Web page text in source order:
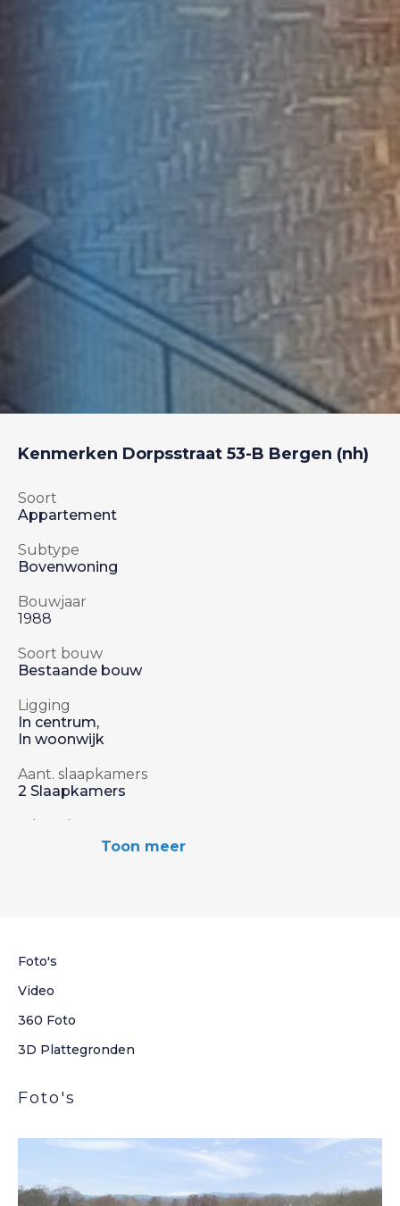
Kenmerken Dorpsstraat 53-B Bergen (nh)
Soort
Appartement
Subtype
Bovenwoning
Bouwjaar
1988
Soort bouw
Bestaande bouw
Ligging
In centrum,
In woonwijk
Aant. slaapkamers
2 Slaapkamers
Inhoud
4 Kamers
Toon meer
Foto's
Video
360 Foto
3D Plattegronden
Foto's